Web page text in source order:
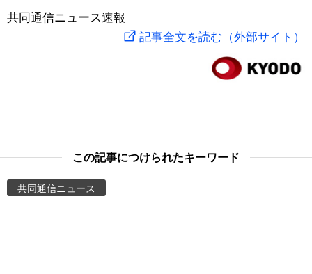
社会
旅と暮らし
暮らし
共同通信ニュース速報
記事全文を読む（外部サイト）
この記事につけられたキーワード
共同通信ニュース